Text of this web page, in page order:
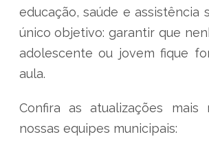
educação, saúde e assistência
único objetivo: garantir que
adolescente ou jovem fique
aula.
Confira as atualizações mais
nossas equipes municipais: